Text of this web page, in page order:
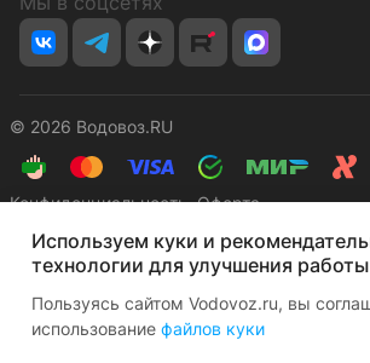
© 2026 Водовоз.RU
КонфиденциальностьОферта
Используем куки и
технологии для улучшения работы
Пользуясь сайтом Vodovoz.ru, вы
использование файлов куки